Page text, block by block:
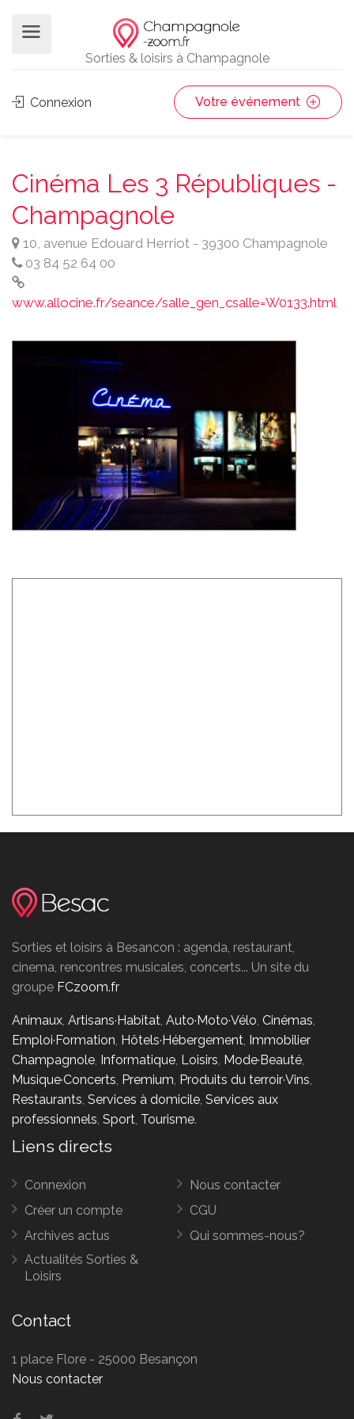
Sorties & loisirs à Champagnole
Connexion Votre événement
Cinéma Les 3 Républiques -
Champagnole
10, avenue Edouard Herriot - 39300 Champagnole
03 84 52 64 00
www.allocine.fr/seance/salle_gen_csalle=W0133.html
Sorties et loisirs à Besancon : agenda, restaurant,
cinema, rencontres musicales, concerts... Un site du
groupe FCzoom.fr
Animaux, Artisans·Habitat, Auto·Moto·Vélo, Cinémas,
Emploi·Formation, Hôtels·Hébergement, Immobilier
Champagnole, Informatique, Loisirs, Mode·Beauté,
Musique·Concerts, Premium, Produits du terroir·Vins,
Restaurants, Services à domicile, Services aux
professionnels, Sport, Tourisme.
Liens directs
Connexion
Créer un compte
Archives actus
Actualités Sorties &
Loisirs
Nous contacter
CGU
Qui sommes-nous?
Contact
1 place Flore - 25000 Besançon
Nous contacter